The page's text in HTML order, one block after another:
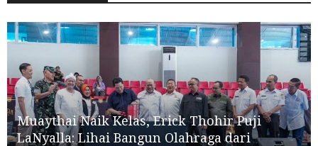
Muaythai Naik Kelas, Erick Thohir Puji
LaNyalla: Lihai Bangun Olahraga dari